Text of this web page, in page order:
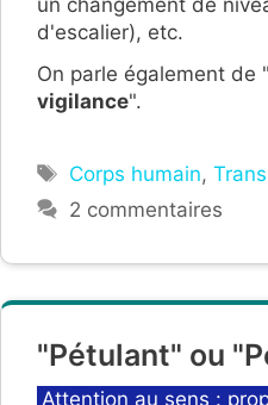
un changement de
d'escalier), etc.
On parle également de "
vigilance".
Étiquettes
Corps humain,
2 commentaires
"Pétulant" ou
Catégories
Attention au sens :